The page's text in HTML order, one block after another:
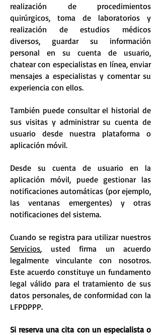
realización de procedimientos
quirúrgicos, toma de laboratorios y
realización de estudios médicos
diversos, guardar su información
personal en su cuenta de usuario,
chatear con especialistas en línea, enviar
mensajes a especialistas y comentar su
experiencia con ellos.
También puede consultar el historial de
sus visitas y administrar su cuenta de
usuario desde nuestra plataforma o
aplicación móvil.
Desde su cuenta de usuario en la
aplicación móvil, puede gestionar las
notificaciones automáticas (por ejemplo,
las ventanas emergentes) y otras
notificaciones del sistema.
Cuando se registra para utilizar nuestros
Servicios, usted firma un acuerdo
legalmente vinculante con nosotros.
Este acuerdo constituye un fundamento
legal válido para el tratamiento de sus
datos personales, de conformidad con la
LFPDPPP.
Si reserva una cita con un especialista o